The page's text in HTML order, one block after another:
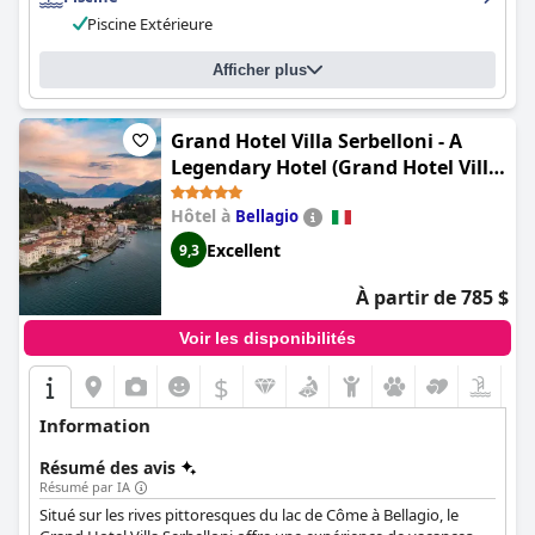
Piscine Extérieure
Afficher plus
Grand Hotel Villa Serbelloni - A
Legendary Hotel (Grand Hotel Villa
Serbelloni - The only Relais &
Châteaux on Lake Como)
Hôtel à Bellagio
9,3 Excellent
À partir de 785 $
Voir les disponibilités
$
Information
Résumé des avis
Résumé par IA
Situé sur les rives pittoresques du lac de Côme à Bellagio, le